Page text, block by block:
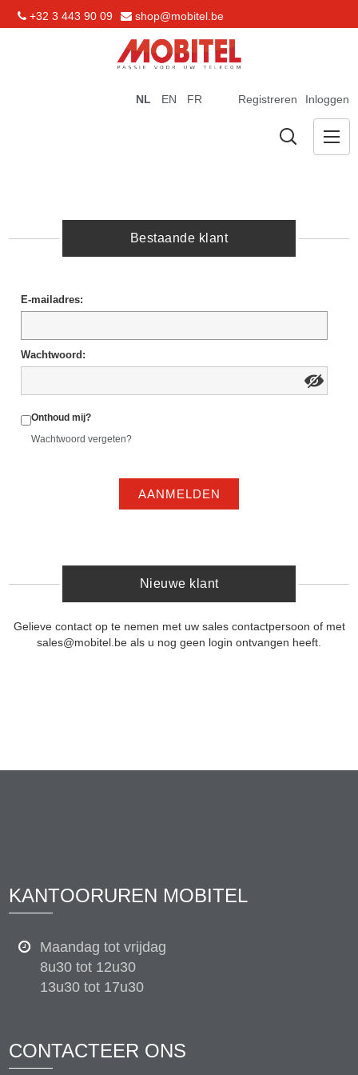
+32 3 443 90 09 shop@mobitel.be
Registreren Inloggen
NL EN FR
Bestaande klant
E-mailadres:
Wachtwoord:
Onthoud mij?
Wachtwoord vergeten?
AANMELDEN
Nieuwe klant
Gelieve contact op te nemen met uw sales contactpersoon of met
sales@mobitel.be als u nog geen login ontvangen heeft.
KANTOORUREN MOBITEL
Maandag tot vrijdag
8u30 tot 12u30
13u30 tot 17u30
CONTACTEER ONS